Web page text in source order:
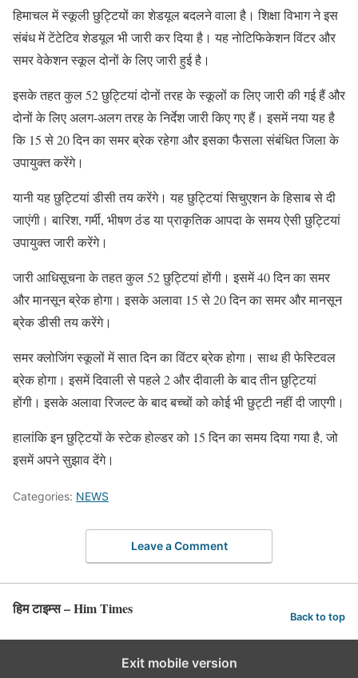
हिमाचल में स्कूली छुट्टियों का शेडयूल बदलने वाला है। शिक्षा विभाग ने इस
संबंध में टेंटेटिव शेडयूल भी जारी कर दिया है। यह नोटिफिकेशन विंटर और
समर वेकेशन स्कूल दोनों के लिए जारी हुई है।
इसके तहत कुल 52 छुट्टियां दोनों तरह के स्कूलों क लिए जारी की गई हैं और
दोनों के लिए अलग-अलग तरह के निर्देश जारी किए गए हैं। इसमें नया यह है
कि 15 से 20 दिन का समर ब्रेक रहेगा और इसका फैसला संबंधित जिला के
उपायुक्त करेंगे।
यानी यह छुट्टियां डीसी तय करेंगे। यह छुट्टियां सिचुएशन के हिसाब से दी
जाएंगी। बारिश, गर्मी, भीषण ठंंड या प्राकृतिक आपदा के समय ऐसी छुट्टियां
उपायुक्त जारी करेंगे।
जारी आधिसूचना के तहत कुल 52 छुट्टियां होंगी। इसमें 40 दिन का समर
और मानसून ब्रेक होगा। इसके अलावा 15 से 20 दिन का समर और मानसून
ब्रेक डीसी तय करेंगे।
समर क्लोजिंग स्कूलों में सात दिन का विंटर ब्रेक होगा। साथ ही फेस्टिवल
ब्रेक होगा। इसमें दिवाली से पहले 2 और दीवाली के बाद तीन छुट्टियां
होंगी। इसके अलावा रिजल्ट के बाद बच्चों को कोई भी छुट्टी नहीं दी जाएगी।
हालांकि इन छुट्टियों के स्टेक होल्डर को 15 दिन का समय दिया गया है, जो
इसमें अपने सुझाव देंगे।
Categories: NEWS
Leave a Comment
हिम टाइम्स – Him Times Back to top
Exit mobile version